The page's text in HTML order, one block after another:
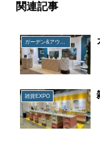
関連記事
ガーデン&アウトドアEXPO
雑貨EXPO